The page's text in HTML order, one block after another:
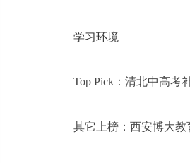
学习环境
Top Pick：清北中高考
其它上榜：西安博大